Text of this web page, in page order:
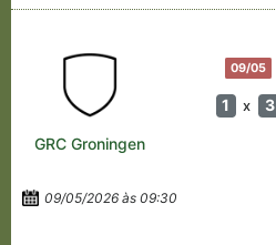
09/05
1 x 3
GRC Groningen
09/05/2026 às 09:30